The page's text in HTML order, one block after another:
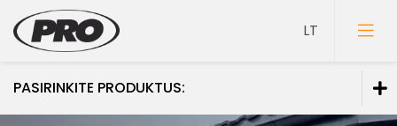
PASIRINKITE PRODUKTUS: